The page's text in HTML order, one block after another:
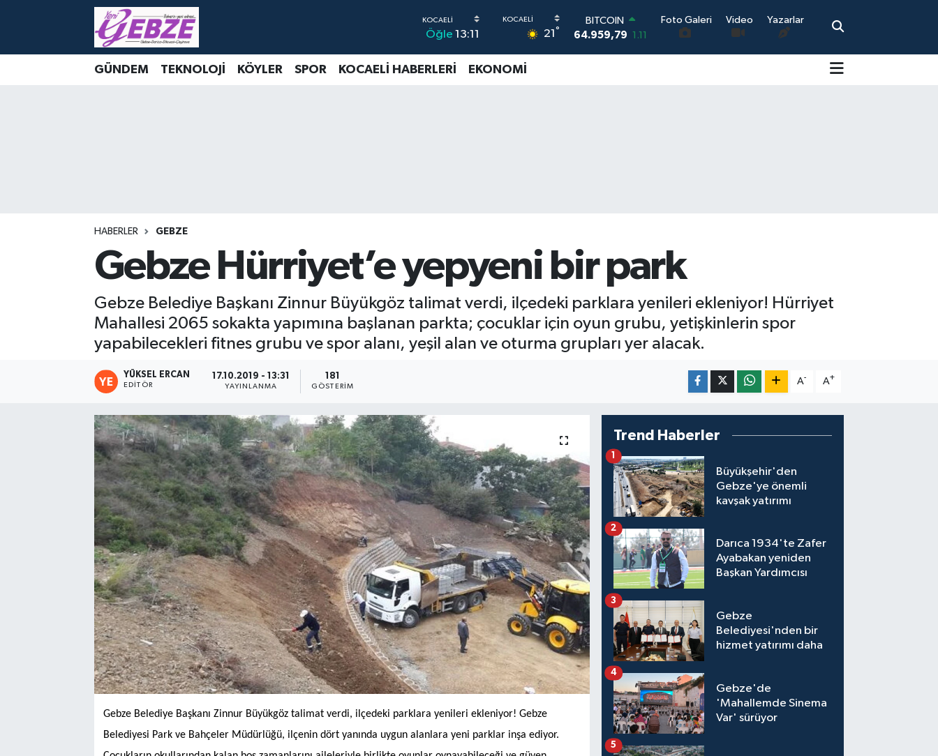
Öğle 13:11 21 °
DOLAR
47,7436 0.18
EURO
Foto Galeri Video Yazarlar
GÜNDEM TEKNOLOJİ KÖYLER SPOR KOCAELİ HABERLERİ EKONOMİ
HABERLER GEBZE
Gebze Hürriyet’e yepyeni bir park
Gebze Belediye Başkanı Zinnur Büyükgöz talimat verdi, ilçedeki parklara yenileri ekleniyor! Hürriyet
Mahallesi 2065 sokakta yapımına başlanan parkta; çocuklar için oyun grubu, yetişkinlerin spor
yapabilecekleri fitnes grubu ve spor alanı, yeşil alan ve oturma grupları yer alacak.
YÜKSEL ERCAN
EDITÖR
17.10.2019 - 13:31
YAYINLANMA
181
GÖSTERIM
A- A+
Gebze Belediye Başkanı Zinnur Büyükgöz talimat verdi, ilçedeki parklara yenileri ekleniyor! Gebze
Belediyesi Park ve Bahçeler Müdürlüğü, ilçenin dört yanında uygun alanlara yeni parklar inşa ediyor.
Trend Haberler
Büyükşehir'den
Gebze'ye önemli
kavşak yatırımı
1
Darıca 1934'te Zafer
Ayabakan yeniden
Başkan Yardımcısı
2
Gebze
Belediyesi'nden bir
hizmet yatırımı daha
3
Gebze'de
'Mahallemde Sinema
Var' sürüyor
4
5
Nöbetçi Eczaneler
Tüm Manşetler
Son Dakika Haberleri
Haber Arşivi